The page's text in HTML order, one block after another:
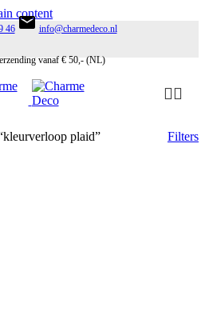
content
46 email info@charmedeco.nl
vanaf € 50,- (NL)
plaid” Filters